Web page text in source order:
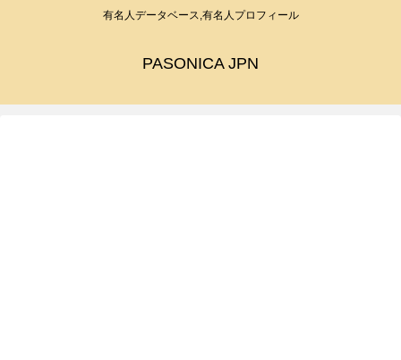
有名人データベース,有名人プロフィール
PASONICA JPN